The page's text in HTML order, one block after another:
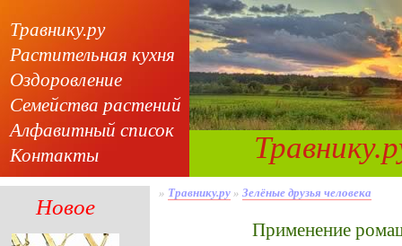
Травнику.ру
Растительная кухня
Оздоровление
Семейства растений
Алфавитный список
Контакты
Новое
» Травнику.ру » Зелёные друзья человека
Применение